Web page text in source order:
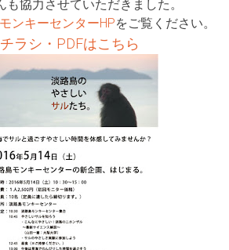
も協力させていただきました。
ンキーセンターHPをご覧ください。
チラシ・PDFはこちら